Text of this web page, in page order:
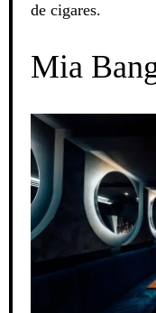
de cigares.
Mia